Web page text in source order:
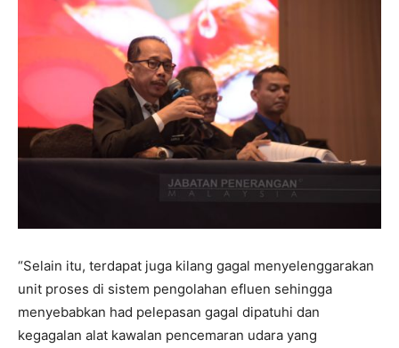
“Selain itu, terdapat juga kilang gagal menyelenggarakan
unit proses di sistem pengolahan efluen sehingga
menyebabkan had pelepasan gagal dipatuhi dan
kegagalan alat kawalan pencemaran udara yang